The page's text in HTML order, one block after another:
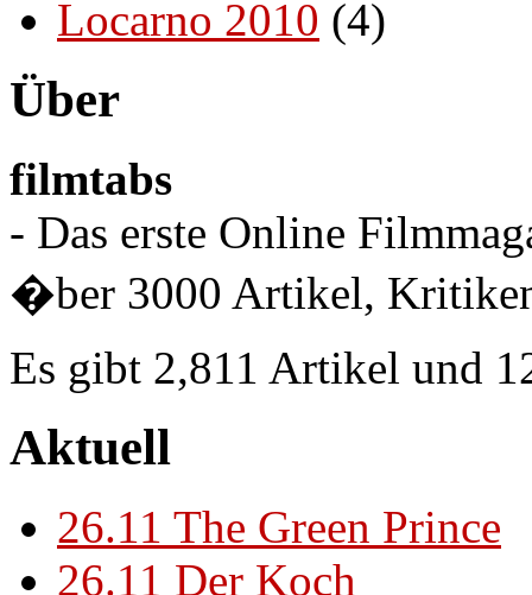
Locarno 2010 (4)
Über
filmtabs
- Das erste Online
�ber 3000 Artikel,
Es gibt 2,811 Artikel und
Aktuell
26.11 The Green Prince
26.11 Der Koch